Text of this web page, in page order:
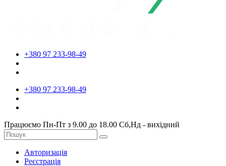
+380 97 233-98-49
+380 97 233-98-49
Працюємо Пн-Пт з 9.00 до 18.00 Сб,Нд - вихідний
Авторизація
Реєстрація